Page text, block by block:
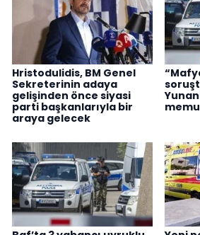
Hristodulidis, BM Genel
Sekreterinin adaya
gelişinden önce siyasi
parti başkanlarıyla bir
araya gelecek